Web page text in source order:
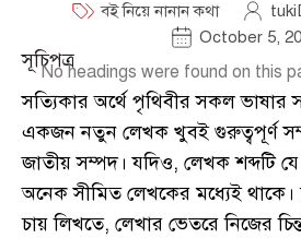
বই নিয়ে নানান কথা
October 5,
সূচিপত্র
No headings were found on this
সত্যিকার অর্থে পৃথিবীর সকল
একজন নতুন লেখক খুবই গুরুত্বপূর্ণ
জাতীয় সম্পদ। যদিও, লেখক শব্দটি
অনেক সীমিত লেখকের মধ্যেই
চায় লিখতে, লেখার ভেতরে নিজের